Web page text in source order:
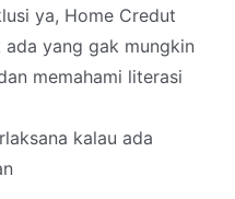
ya, Home Credut
yang gak mungkin
memahami literasi
kalau ada